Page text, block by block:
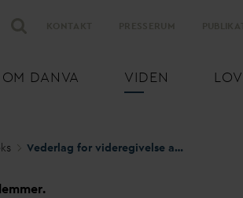
OM DANVA VIDEN
Vederlag for videregivelse af oplysninger om